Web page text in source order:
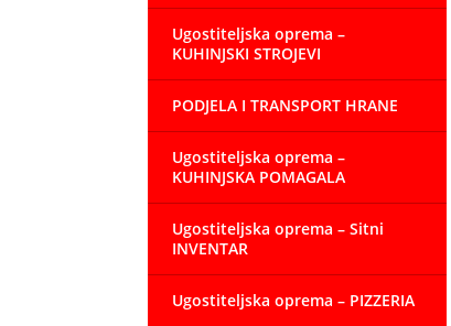
Ugostiteljska oprema –
KUHINJSKI STROJEVI
PODJELA I TRANSPORT HRANE
Ugostiteljska oprema –
KUHINJSKA POMAGALA
Ugostiteljska oprema – Sitni
INVENTAR
Ugostiteljska oprema – PIZZERIA